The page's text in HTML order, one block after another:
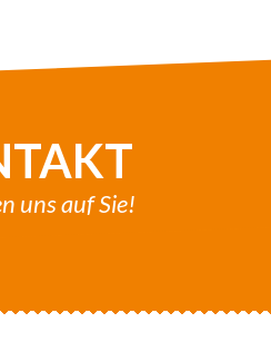
uns auf Sie!